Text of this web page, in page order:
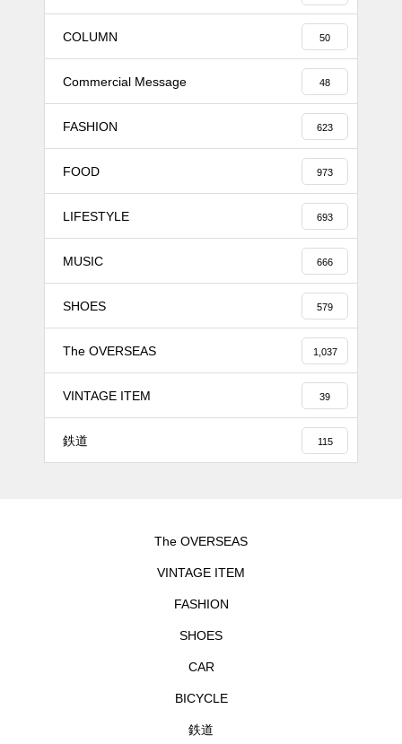
COLUMN 50
Commercial Message 48
FASHION 623
FOOD 973
LIFESTYLE 693
MUSIC 666
SHOES 579
The OVERSEAS 1,037
VINTAGE ITEM 39
鉄道 115
The OVERSEAS
VINTAGE ITEM
FASHION
SHOES
CAR
BICYCLE
鉄道